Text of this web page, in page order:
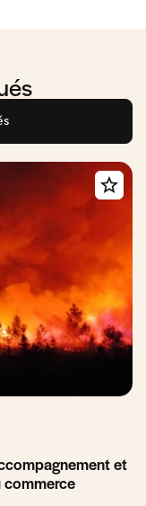
et
commerce